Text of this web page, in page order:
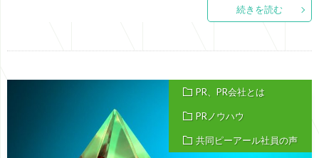
続きを読む
PR、PR会社とは
PRノウハウ
共同ピーアール社員の声